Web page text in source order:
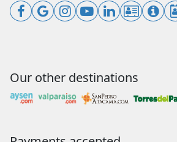
Our other destinations